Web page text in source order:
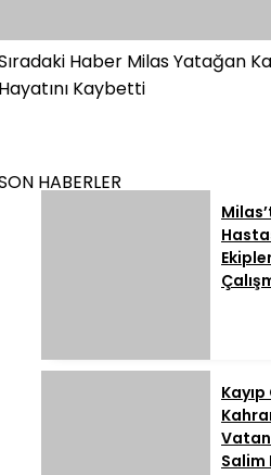
Haber Milas Yatağan
Kaybetti
HABERLER
Salim